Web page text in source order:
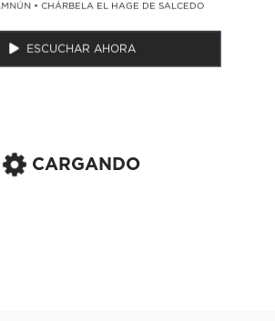
•CHÁRBELA EL HAGE DE SALCEDO
ESCUCHAR AHORA
CARGANDO